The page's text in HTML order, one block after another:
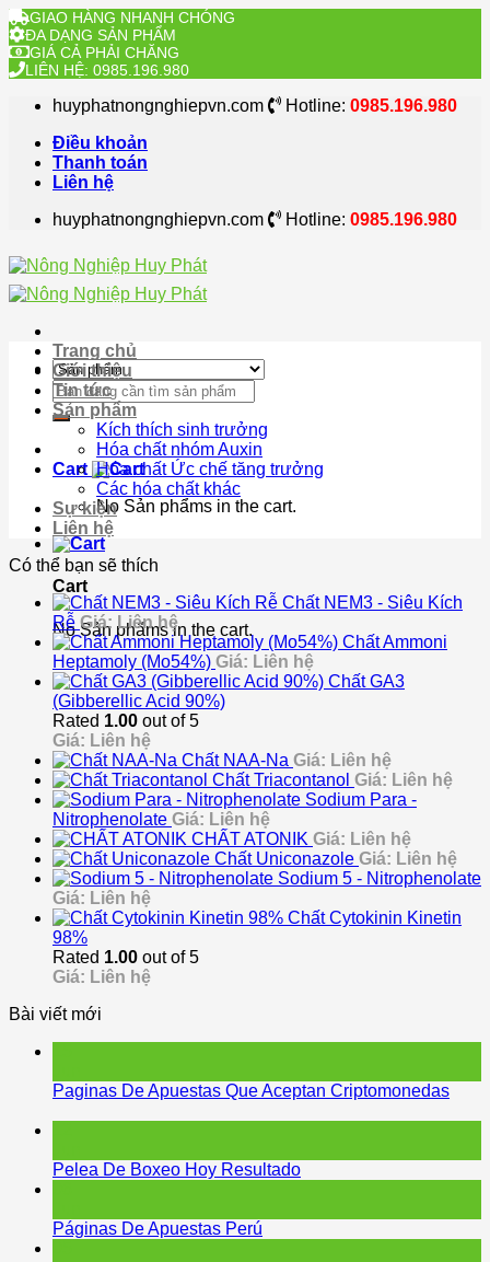
GIAO HÀNG NHANH CHÓNG
ĐA DẠNG SẢN PHẨM
GIÁ CẢ PHẢI CHĂNG
LIÊN HỆ: 0985.196.980
huyphatnongnghiepvn.com Hotline: 0985.196.980
Điều khoản
Thanh toán
Liên hệ
huyphatnongnghiepvn.com
Hotline: 0985.196.980
Search
for:
Cart
No Sản phẩms in the cart.
Cart
No Sản phẩms in the cart.
Trang chủ
Giới thiệu
Tin tức
Sản phẩm
Kích thích sinh trưởng
Hóa chất nhóm Auxin
Hóa chất Ức chế tăng trưởng
Các hóa chất khác
Sự kiện
Liên hệ
Có thể bạn sẽ thích
Chất NEM3 - Siêu Kích
Rễ Giá: Liên hệ
Chất Ammoni
Heptamoly (Mo54%) Giá: Liên hệ
Chất GA3
(Gibberellic Acid 90%)
Rated 1.00 out of 5
Giá: Liên hệ
Chất NAA-Na Giá: Liên hệ
Chất Triacontanol Giá: Liên hệ
Sodium Para -
Nitrophenolate Giá: Liên hệ
CHẤT ATONIK Giá: Liên hệ
Chất Uniconazole Giá: Liên hệ
Sodium 5 - Nitrophenolate
Giá: Liên hệ
Chất Cytokinin Kinetin
98%
Rated 1.00 out of 5
Giá: Liên hệ
Bài viết mới
Paginas De Apuestas Que Aceptan Criptomonedas
Pelea De Boxeo Hoy Resultado
Páginas De Apuestas Perú